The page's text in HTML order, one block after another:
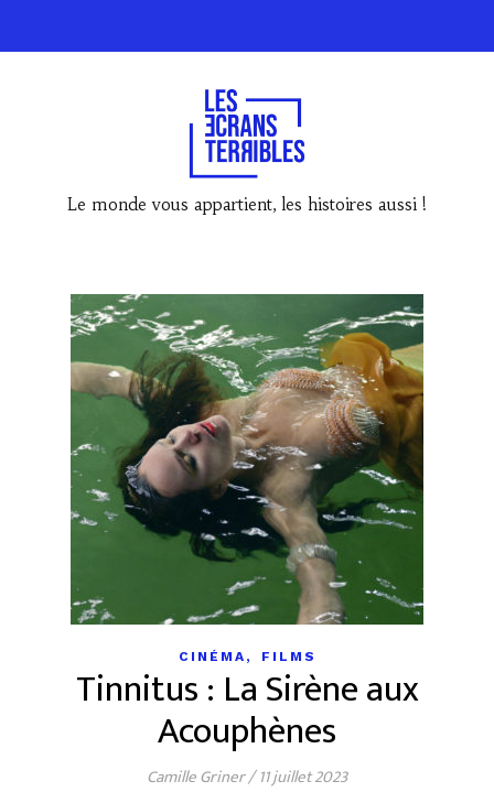
Le monde vous appartient, les histoires aussi !
CINÉMA , FILMS
Tinnitus : La Sirène aux
Acouphènes
Camille Griner/ 11 juillet 2023